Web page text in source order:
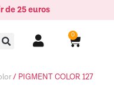
de 25 euros
Buscar 0
Carrito
/ PIGMENT COLOR 127